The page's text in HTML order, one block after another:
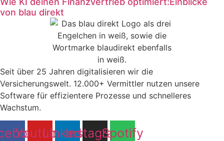
von blau direkt
Seit über 25 Jahren digitalisieren wir die
Versicherungswelt. 12.000+ Vermittler nutzen unsere
Software für effizientere Prozesse und schnelleres
Wachstum.
YoutubeLinkedin
Instagram
Spotify